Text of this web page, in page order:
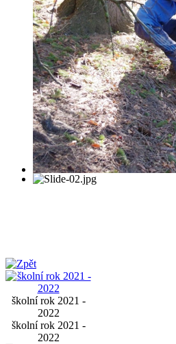
školní rok 2021 -
2022
školní rok 2021 -
2022